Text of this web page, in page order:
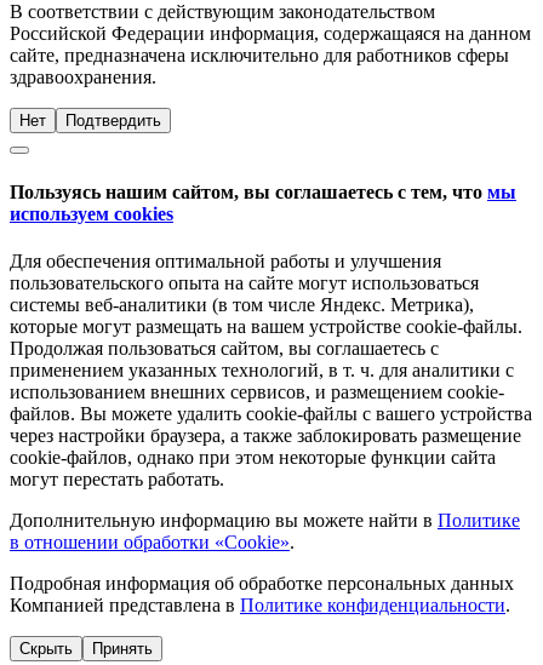
В соответствии с действующим законодательством
Российской Федерации информация, содержащаяся на данном
сайте, предназначена исключительно для работников сферы
здравоохранения.
Нет Подтвердить
Пользуясь нашим сайтом, вы соглашаетесь с тем, что мы
используем cookies
Для обеспечения оптимальной работы и улучшения
пользовательского опыта на сайте могут использоваться
системы веб-аналитики (в том числе Яндекс. Метрика),
которые могут размещать на вашем устройстве cookie-файлы.
Продолжая пользоваться сайтом, вы соглашаетесь с
применением указанных технологий, в т. ч. для аналитики с
использованием внешних сервисов, и размещением cookie-
файлов. Вы можете удалить cookie-файлы с вашего устройства
через настройки браузера, а также заблокировать размещение
cookie-файлов, однако при этом некоторые функции сайта
могут перестать работать.
Дополнительную информацию вы можете найти в Политике
в отношении обработки «Cookie».
Подробная информация об обработке персональных данных
Компанией представлена в Политике конфиденциальности.
Скрыть Принять